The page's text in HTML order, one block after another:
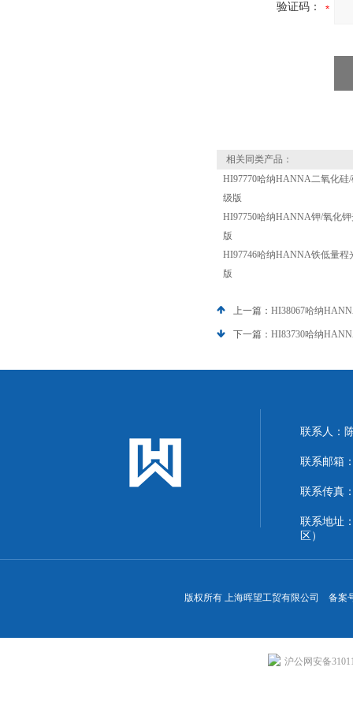
验证码：
相关同类产品：
HI97770哈纳HANNA二氧化硅
级版
HI97750哈纳HANNA钾/氧化
版
HI97746哈纳HANNA铁低量程
版
上一篇： HI38067哈纳
下一篇： HI83730哈纳
联系人：
联系邮箱
联系传真
联系地址
区）
版权所有 上海晖望工贸有限公司 备案
沪公网安备